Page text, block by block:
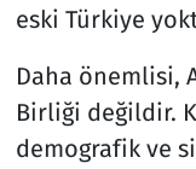
eski Türkiye
Daha önemlisi,
Birliği değildir.
demografik ve